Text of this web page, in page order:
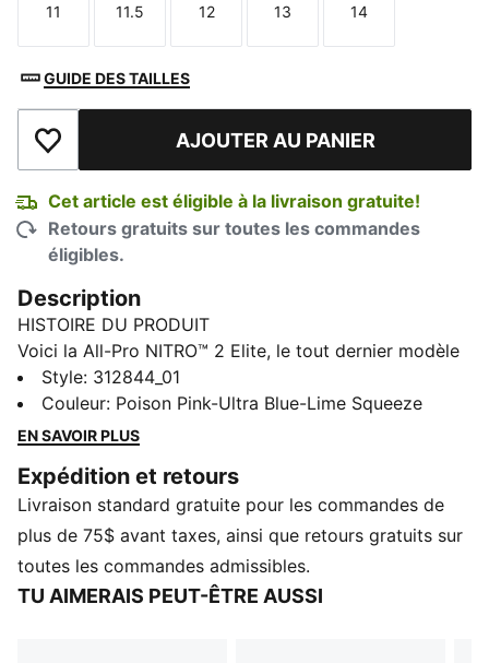
Taille
11
Taille
11.5
Taille
12
Taille
13
Taille
14
GUIDE DES TAILLES
Ajouter à la liste de souhaits
AJOUTER AU PANIER
Cet article est éligible à la livraison gratuite!
Retours gratuits sur toutes les commandes
éligibles.
Description
HISTOIRE DU PRODUIT
Voici la All-Pro NITRO™ 2 Elite, le tout dernier modèle
haut de gamme de la gamme All-Pro NITRO™. Pour la
première fois, ce modèle est doté d'une semelle
intermédiaire interne NITRO™ Elite qui offre une
rapide et multidirectionnel. La tige en maille technique
garantit légèreté et stabilité. Ce coloris spécial célèbre
l'excitation de la compétition sur la scène mondiale.
CARACTÉRISTIQUES ET AVANTAGES
La tige des chaussures est composée d'au moins 20 %
Style: 312844_01
Couleur: Poison Pink-Ultra Blue-Lime Squeeze
EN SAVOIR PLUS
Expédition et retours
Livraison standard gratuite pour les commandes de
plus de 75$ avant taxes, ainsi que retours gratuits sur
toutes les commandes admissibles.
TU AIMERAIS PEUT-ÊTRE AUSSI